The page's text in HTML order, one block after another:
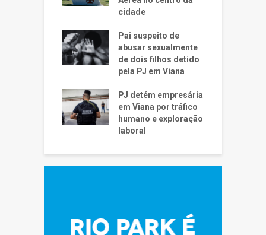
cidade
Pai suspeito de
abusar sexualmente
de dois filhos detido
pela PJ em Viana
PJ detém empresária
em Viana por tráfico
humano e exploração
laboral